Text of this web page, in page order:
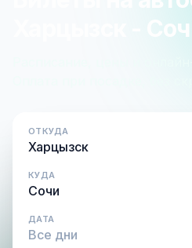
Харцызск -
Расписание, цены и
Оплата при посадке, без
ОТКУДА
КУДА
ДАТА